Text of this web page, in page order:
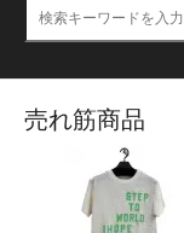
売れ筋商品